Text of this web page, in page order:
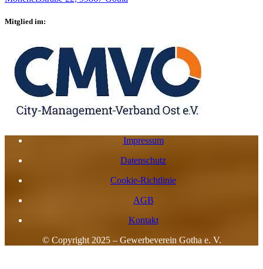
Mitglied im:
Impressum
Datenschutz
Cookie-Richtlinie
AGB
Kontakt
© Copyright 2025 – Gewerbeverein Gotha e. V.